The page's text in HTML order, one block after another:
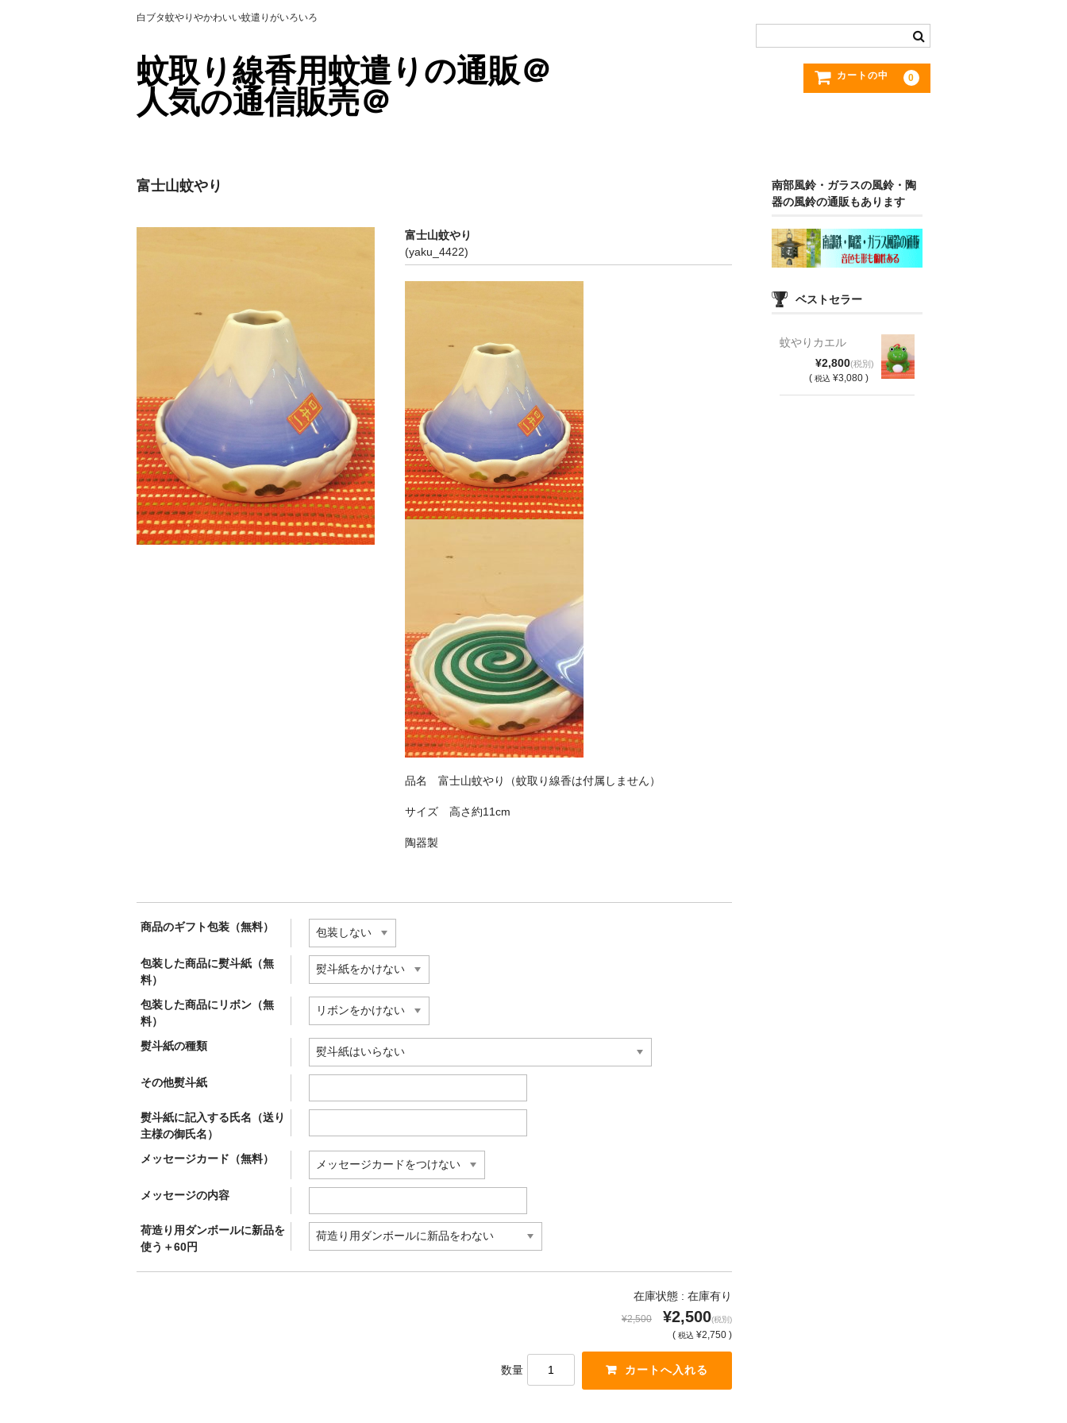
白ブタ蚊やりやかわいい蚊遣りがいろいろ
蚊取り線香用蚊遣りの通販＠
人気の通信販売＠
カートの中 0
富士山蚊やり
富士山蚊やり
(yaku_4422)
品名 富士山蚊やり（蚊取り線香は付属しません）
サイズ 高さ約11cm
陶器製
商品のギフト包装（無料）
包装した商品に熨斗紙（無
料）
包装した商品にリボン（無
料）
熨斗紙の種類
その他熨斗紙
熨斗紙に記入する氏名（送り
主様の御氏名）
メッセージカード（無料）
メッセージの内容
荷造り用ダンボールに新品を
使う＋60円
在庫状態 : 在庫有り
¥2,500 ¥2,500(税別)
( 税込 ¥2,750 )
数量
南部風鈴・ガラスの風鈴・陶
器の風鈴の通販もあります
ベストセラー
蚊やりカエル
¥2,800(税別)
( 税込 ¥3,080 )